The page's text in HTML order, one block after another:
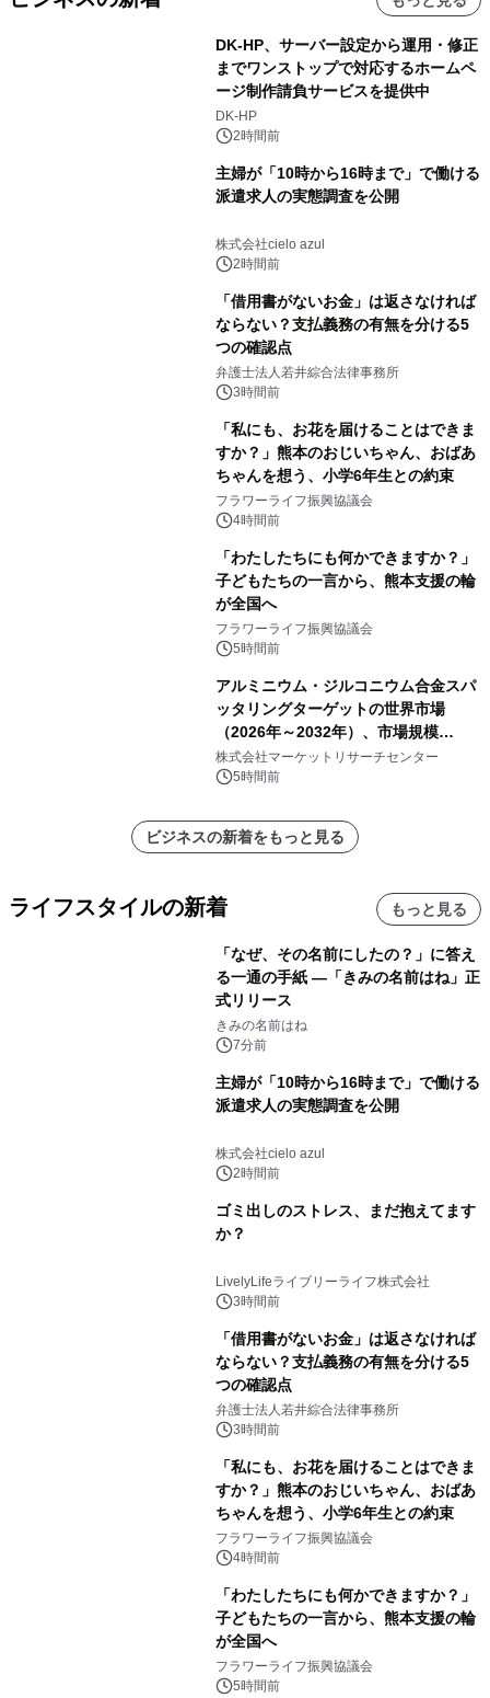
DK-HP、サーバー設定から運用・修正
までワンストップで対応するホームペ
ージ制作請負サービスを提供中
DK-HP
2時間前
主婦が「10時から16時まで」で働ける
派遣求人の実態調査を公開
株式会社cielo azul
2時間前
「借用書がないお金」は返さなければ
ならない？支払義務の有無を分ける5
つの確認点
弁護士法人若井綜合法律事務所
3時間前
「私にも、お花を届けることはできま
すか？」熊本のおじいちゃん、おばあ
ちゃんを想う、小学6年生との約束
フラワーライフ振興協議会
4時間前
「わたしたちにも何かできますか？」
子どもたちの一言から、熊本支援の輪
が全国へ
フラワーライフ振興協議会
5時間前
アルミニウム・ジルコニウム合金スパ
ッタリングターゲットの世界市場
（2026年～2032年）、市場規模
（0.995、0.999、その他）・分析レポ
ートを発表
株式会社マーケットリサーチセンター
5時間前
ビジネスの新着をもっと見る
ライフスタイルの新着 もっと見る
「なぜ、その名前にしたの？」に答え
る一通の手紙 ―「きみの名前はね」正
式リリース
きみの名前はね
7分前
主婦が「10時から16時まで」で働ける
派遣求人の実態調査を公開
株式会社cielo azul
2時間前
ゴミ出しのストレス、まだ抱えてます
か？
LivelyLifeライブリーライフ株式会社
3時間前
「借用書がないお金」は返さなければ
ならない？支払義務の有無を分ける5
つの確認点
弁護士法人若井綜合法律事務所
3時間前
「私にも、お花を届けることはできま
すか？」熊本のおじいちゃん、おばあ
ちゃんを想う、小学6年生との約束
フラワーライフ振興協議会
4時間前
「わたしたちにも何かできますか？」
子どもたちの一言から、熊本支援の輪
が全国へ
フラワーライフ振興協議会
5時間前